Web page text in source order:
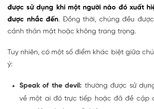
được sử dụng khi một người nào đó xuất
được nhắc đến. Đồng thời, chúng đều
cảnh thân mật hoặc không trang trọng.
Tuy nhiên, có một số điểm khác biệt giữa
ý:
Speak of the devil: thường được sử
về một ai đó trực tiếp hoặc đã đề cập